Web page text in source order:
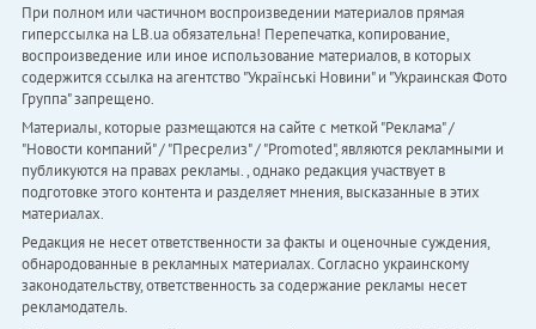
При полном или частичном воспроизведении материалов прямая
гиперссылка на LB.ua обязательна! Перепечатка, копирование,
воспроизведение или иное использование материалов, в которых
содержится ссылка на агентство "Українськi Новини" и "Украинская Фото
Группа" запрещено.
Материалы, которые размещаются на сайте с меткой "Реклама" /
"Новости компаний" / "Пресрелиз" / "Promoted", являются рекламными и
публикуются на правах рекламы. , однако редакция участвует в
подготовке этого контента и разделяет мнения, высказанные в этих
материалах.
Редакция не несет ответственности за факты и оценочные суждения,
обнародованные в рекламных материалах. Согласно украинскому
законодательству, ответственность за содержание рекламы несет
рекламодатель.